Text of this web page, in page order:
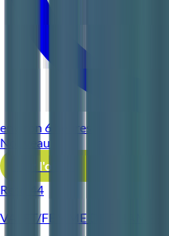
environ 6 heures
Nouveau
Voir l'offre
Reso 44
VALET/FEMME DE